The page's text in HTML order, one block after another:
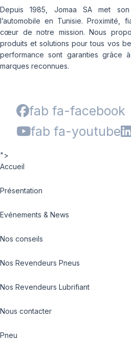
Depuis 1985, Jomaa SA met
l’automobile en Tunisie. Proximité,
cœur de notre mission. Nous
produits et solutions pour tous vos
performance sont garanties grâce
marques reconnues.
fab fa-facebook
fab fa-youtube
">
Accueil
Présentation
Evénements & News
Nos conseils
Nos Revendeurs Pneus
Nos Revendeurs Lubrifiant
Nous contacter
Pneu